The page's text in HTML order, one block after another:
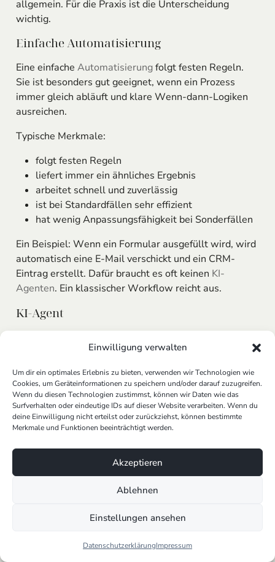
Einwilligung verwalten
Um dir ein optimales Erlebnis zu bieten, verwenden wir Technologien wie
Cookies, um Geräteinformationen zu speichern und/oder darauf zuzugreifen.
Wenn du diesen Technologien zustimmst, können wir Daten wie das
Surfverhalten oder eindeutige IDs auf dieser Website verarbeiten. Wenn du
deine Einwilligung nicht erteilst oder zurückziehst, können bestimmte
Merkmale und Funktionen beeinträchtigt werden.
Akzeptieren
Ablehnen
Einstellungen ansehen
DatenschutzerklärungImpressum
allgemein. Für die Praxis ist die Unterscheidung
wichtig.
Einfache Automatisierung
Eine einfache Automatisierungfolgt festen Regeln.
Sie ist besonders gut geeignet, wenn ein Prozess
immer gleich abläuft und klare Wenn-dann-Logiken
ausreichen.
Typische Merkmale:
folgt festen Regeln
liefert immer ein ähnliches Ergebnis
arbeitet schnell und zuverlässig
ist bei Standardfällen sehr effizient
hat wenig Anpassungsfähigkeit bei Sonderfällen
Ein Beispiel: Wenn ein Formular ausgefüllt wird, wird
automatisch eine E-Mail verschickt und ein CRM-
Eintrag erstellt. Dafür braucht es oft keinen KI-
Agenten. Ein klassischer Workflow reicht aus.
KI-Agent
verstehen, verschiedene Informationen bewerten,
Entscheidungen vorbereiten, Prioritäten setzen und
mehrere Schritte eigenständig koordinieren.
Typische Merkmale:
versteht Kontext und Feinheiten
kann bei Unklarheiten nachfragen
koordiniert mehrere Arbeitsschritte
lernt aus Ergebnissen und verbessert Prozesse
immer exakt gleich abläuft. Also immer dann, wenn